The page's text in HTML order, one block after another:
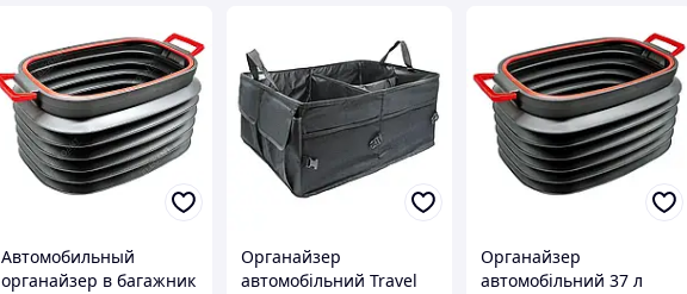
Автомобильный
органайзер в багажник
Органайзер
автомобільний Travel
Органайзер
автомобільний 37 л